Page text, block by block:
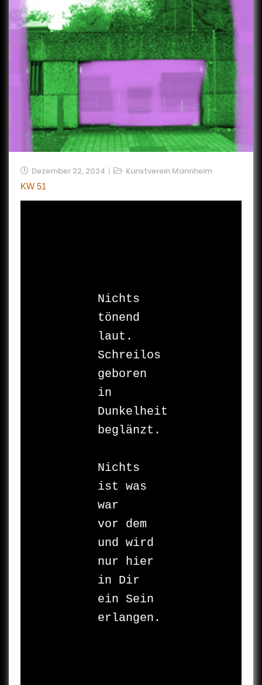
Dezember 22, 2024 Kunstverein Mannheim
KW 51
Nichts
tönend
laut.
Schreilos
geboren
in
Dunkelheit
beglänzt.
Nichts
ist was
war
vor dem
und wird
nur hier
in Dir
ein Sein
erlangen.